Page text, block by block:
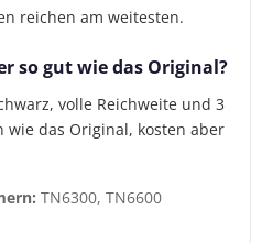
reichen am weitesten.
so gut wie das Original?
volle Reichweite und 3
wie das Original, kosten aber
TN6300, TN6600